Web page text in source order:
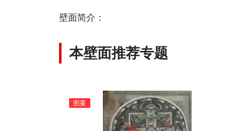
壁面简介：
本壁面推荐专题
图案